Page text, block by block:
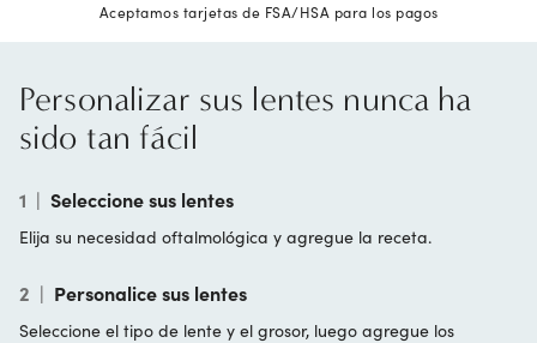
Aceptamos tarjetas de FSA/HSA para los pagos
Personalizar sus lentes nunca ha
sido tan fácil
1 | Seleccione sus lentes
Elija su necesidad oftalmológica y agregue la receta.
2 | Personalice sus lentes
Seleccione el tipo de lente y el grosor, luego agregue los